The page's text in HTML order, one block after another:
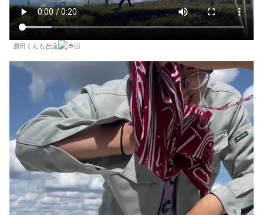
源田くんも合流